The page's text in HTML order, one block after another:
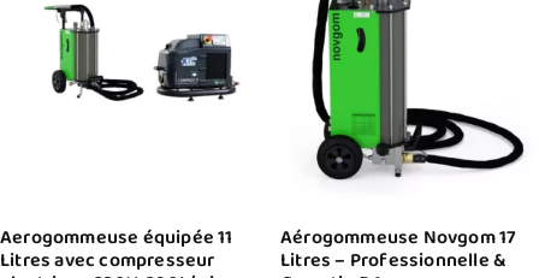
Aerogommeuse équipée 11
Litres avec compresseur
Aérogommeuse Novgom 17
Litres – Professionnelle &